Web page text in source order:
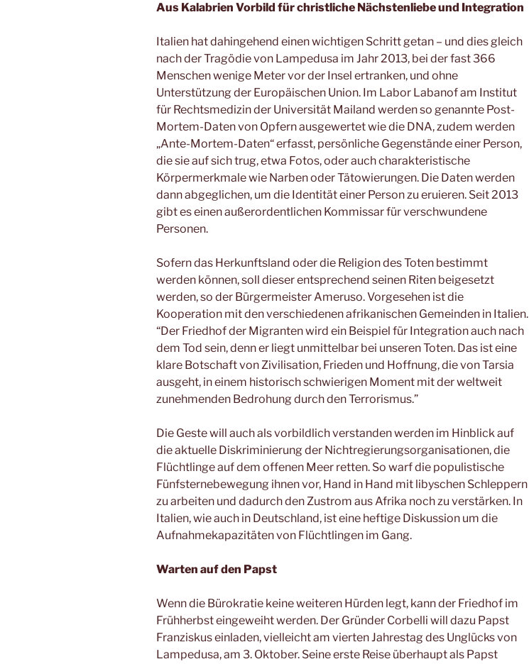
Aus Kalabrien Vorbild für christliche Nächstenliebe und Integration
Italien hat dahingehend einen wichtigen Schritt getan – und dies gleich
nach der Tragödie von Lampedusa im Jahr 2013, bei der fast 366
Menschen wenige Meter vor der Insel ertranken, und ohne
Unterstützung der Europäischen Union. Im Labor Labanof am Institut
für Rechtsmedizin der Universität Mailand werden so genannte Post-
Mortem-Daten von Opfern ausgewertet wie die DNA, zudem werden
„Ante-Mortem-Daten“ erfasst, persönliche Gegenstände einer Person,
die sie auf sich trug, etwa Fotos, oder auch charakteristische
Körpermerkmale wie Narben oder Tätowierungen. Die Daten werden
dann abgeglichen, um die Identität einer Person zu eruieren. Seit 2013
gibt es einen außerordentlichen Kommissar für verschwundene
Personen.
Sofern das Herkunftsland oder die Religion des Toten bestimmt
werden können, soll dieser entsprechend seinen Riten beigesetzt
werden, so der Bürgermeister Ameruso. Vorgesehen ist die
Kooperation mit den verschiedenen afrikanischen Gemeinden in Italien.
“Der Friedhof der Migranten wird ein Beispiel für Integration auch nach
dem Tod sein, denn er liegt unmittelbar bei unseren Toten. Das ist eine
klare Botschaft von Zivilisation, Frieden und Hoffnung, die von Tarsia
ausgeht, in einem historisch schwierigen Moment mit der weltweit
zunehmenden Bedrohung durch den Terrorismus.”
Die Geste will auch als vorbildlich verstanden werden im Hinblick auf
die aktuelle Diskriminierung der Nichtregierungsorganisationen, die
Flüchtlinge auf dem offenen Meer retten. So warf die populistische
Fünfsternebewegung ihnen vor, Hand in Hand mit libyschen Schleppern
zu arbeiten und dadurch den Zustrom aus Afrika noch zu verstärken. In
Italien, wie auch in Deutschland, ist eine heftige Diskussion um die
Aufnahmekapazitäten von Flüchtlingen im Gang.
Warten auf den Papst
Wenn die Bürokratie keine weiteren Hürden legt, kann der Friedhof im
Frühherbst eingeweiht werden. Der Gründer Corbelli will dazu Papst
Franziskus einladen, vielleicht am vierten Jahrestag des Unglücks von
Lampedusa, am 3. Oktober. Seine erste Reise überhaupt als Papst